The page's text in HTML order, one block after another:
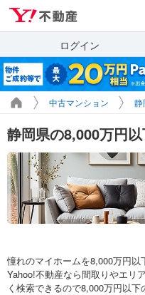
ログイン
中古マンション 静
静岡県の8,000万円
憧れのマイホームを8,000万円以
Yahoo!不動産なら間取りやエリ
く検索できるので8,000万円以下